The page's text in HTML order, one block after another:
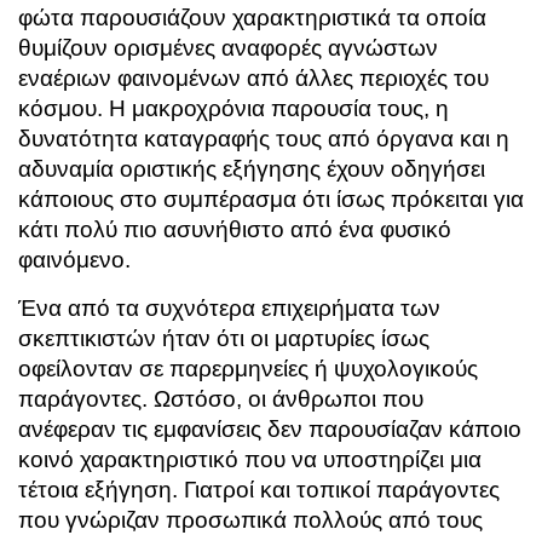
φώτα παρουσιάζουν χαρακτηριστικά τα οποία
θυμίζουν ορισμένες αναφορές αγνώστων
εναέριων φαινομένων από άλλες περιοχές του
κόσμου. Η μακροχρόνια παρουσία τους, η
δυνατότητα καταγραφής τους από όργανα και η
αδυναμία οριστικής εξήγησης έχουν οδηγήσει
κάποιους στο συμπέρασμα ότι ίσως πρόκειται για
κάτι πολύ πιο ασυνήθιστο από ένα φυσικό
φαινόμενο.
Ένα από τα συχνότερα επιχειρήματα των
σκεπτικιστών ήταν ότι οι μαρτυρίες ίσως
οφείλονταν σε παρερμηνείες ή ψυχολογικούς
παράγοντες. Ωστόσο, οι άνθρωποι που
ανέφεραν τις εμφανίσεις δεν παρουσίαζαν κάποιο
κοινό χαρακτηριστικό που να υποστηρίζει μια
τέτοια εξήγηση. Γιατροί και τοπικοί παράγοντες
που γνώριζαν προσωπικά πολλούς από τους